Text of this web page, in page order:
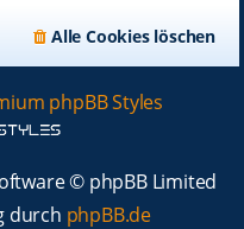
Alle Cookies löschen
phpBB Styles
© phpBB Limited
durch phpBB.de